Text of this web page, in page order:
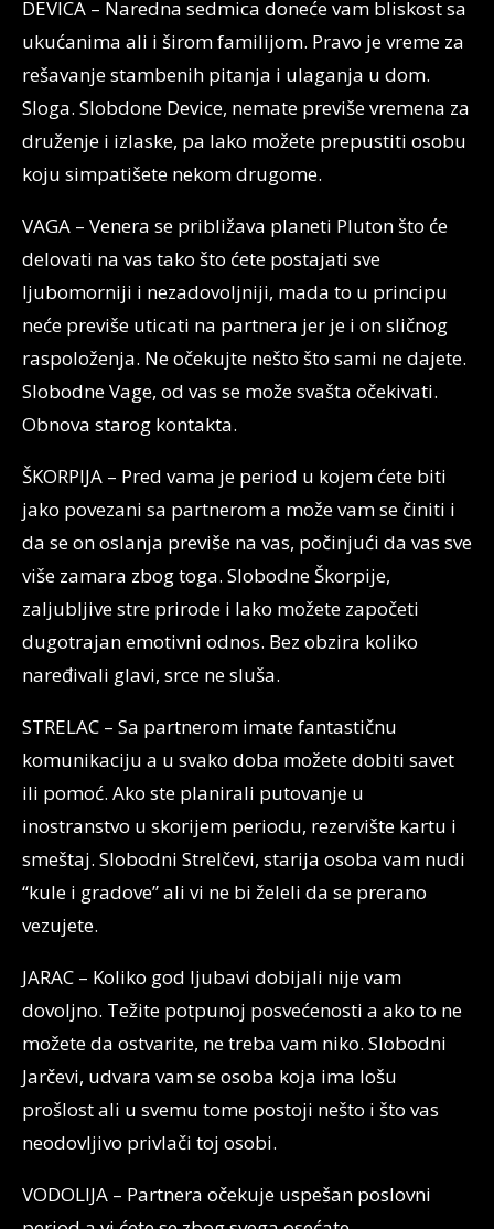
DEVICA – Naredna sedmica doneće vam bliskost sa
ukućanima ali i širom familijom. Pravo je vreme za
rešavanje stambenih pitanja i ulaganja u dom.
Sloga. Slobdone Device, nemate previše vremena za
druženje i izlaske, pa lako možete prepustiti osobu
koju simpatišete nekom drugome.
VAGA – Venera se približava planeti Pluton što će
delovati na vas tako što ćete postajati sve
ljubomorniji i nezadovoljniji, mada to u principu
neće previše uticati na partnera jer je i on sličnog
raspoloženja. Ne očekujte nešto što sami ne dajete.
Slobodne Vage, od vas se može svašta očekivati.
Obnova starog kontakta.
ŠKORPIJA – Pred vama je period u kojem ćete biti
jako povezani sa partnerom a može vam se činiti i
da se on oslanja previše na vas, počinjući da vas sve
više zamara zbog toga. Slobodne Škorpije,
zaljubljive stre prirode i lako možete započeti
dugotrajan emotivni odnos. Bez obzira koliko
naređivali glavi, srce ne sluša.
STRELAC – Sa partnerom imate fantastičnu
komunikaciju a u svako doba možete dobiti savet
ili pomoć. Ako ste planirali putovanje u
inostranstvo u skorijem periodu, rezervište kartu i
smeštaj. Slobodni Strelčevi, starija osoba vam nudi
“kule i gradove” ali vi ne bi želeli da se prerano
vezujete.
JARAC – Koliko god ljubavi dobijali nije vam
dovoljno. Težite potpunoj posvećenosti a ako to ne
možete da ostvarite, ne treba vam niko. Slobodni
Jarčevi, udvara vam se osoba koja ima lošu
prošlost ali u svemu tome postoji nešto i što vas
neodovljivo privlači toj osobi.
VODOLIJA – Partnera očekuje uspešan poslovni